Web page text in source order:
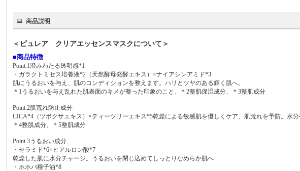
商品説明
＜ピュレア クリアエッセンスマスクについて＞
■商品特徴
Point.1澄みわたる透明感*1
・ガラクトミセス培養液*2（天然酵母発酵エキス）×ナイアシンアミド*3
肌にうるおいを与え、肌のコンディションを整えます。ハリとツヤのある輝く肌へ。
＊1うるおいを与え乱れた肌表面のキメが整った印象のこと、＊2整肌保湿成分、＊3整肌成分
Point.2肌荒れ防止成分
CICA*4（ツボクサエキス）×ティーツリーエキス*5乾燥による敏感肌を優しくケア、肌荒れを予防。水
＊4整肌成分、＊5整肌成分
Point.3うるおい成分
・セラミド*6×ヒアルロン酸*7
乾燥した肌に水分チャージ。うるおいを閉じ込めてしっとりなめらか肌へ
・ホホバ種子油*8